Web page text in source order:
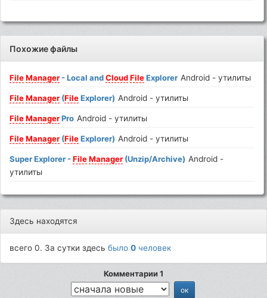
Похожие файлы
File Manager - Local andCloud FileExplorer Android - утилиты
File Manager (FileExplorer) Android - утилиты
File ManagerPro Android - утилиты
File Manager (FileExplorer) Android - утилиты
Super Explorer -File Manager (Unzip/Archive) Android -
утилиты
Здесь находятся
всего 0. За сутки здесьбыло0 человек
Комментарии 1